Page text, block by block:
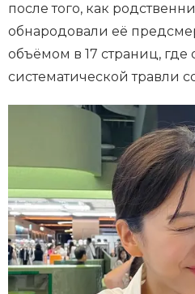
после того, как
обнародовали её
объёмом в 17 страниц, где
систематической травли